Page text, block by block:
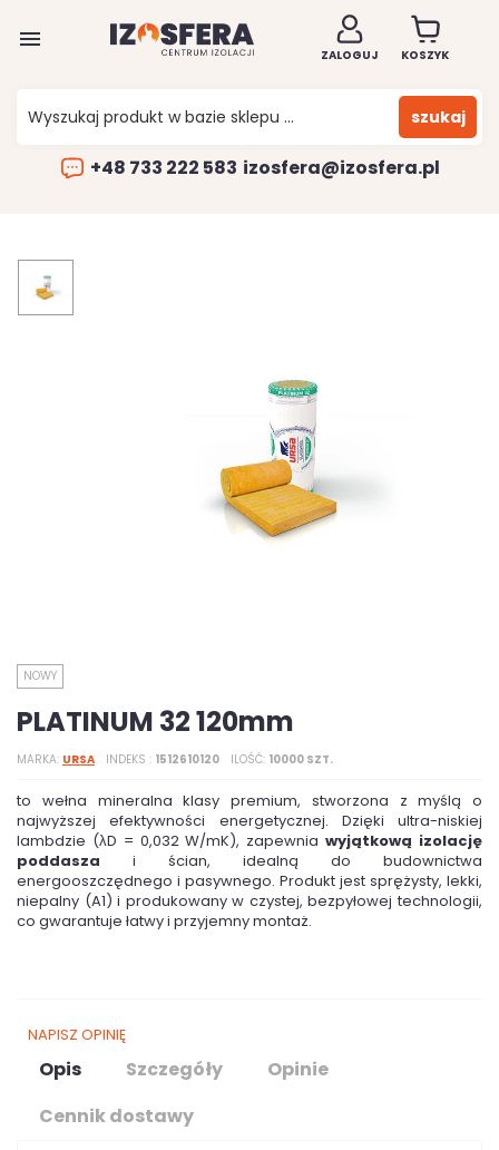

ZALOGUJ KOSZYK
szukaj
+48 733 222 583 izosfera@izosfera.pl
NOWY
PLATINUM 32 120mm
MARKA URSA INDEKS 1512610120 ILOŚĆ 10000 SZT.
to wełna mineralna klasy premium, stworzona z myślą o
najwyższej efektywności energetycznej. Dzięki ultra-niskiej
lambdzie (λD = 0,032 W/mK), zapewniawyjątkową izolację
poddasza i ścian, idealną do budownictwa
energooszczędnego i pasywnego. Produkt jest sprężysty, lekki,
niepalny (A1) i produkowany w czystej, bezpyłowej technologii,
co gwarantuje łatwy i przyjemny montaż.
NAPISZ OPINIĘ
Opis Szczegóły
Opinie
Cennik dostawy